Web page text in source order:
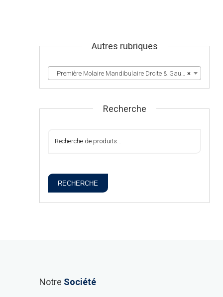
Autres rubriques
×
Première Molaire Mandibulaire Droite & Gauche
Recherche
RECHERCHE
Notre Société